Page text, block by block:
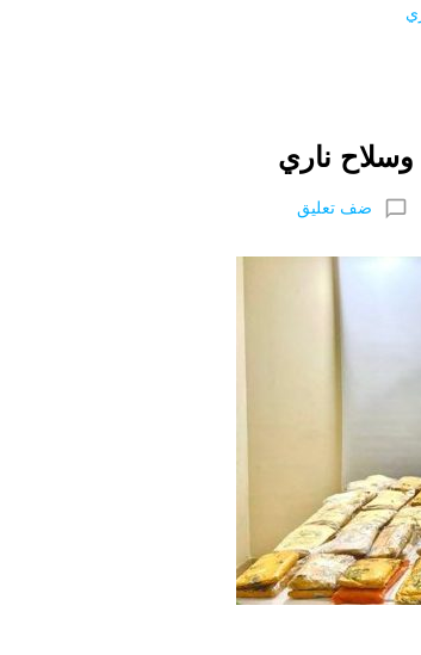
ناري
chat_bubble_outline ضف تعليق